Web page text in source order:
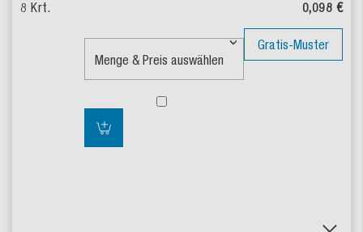
0,098 €
Gratis-Muster